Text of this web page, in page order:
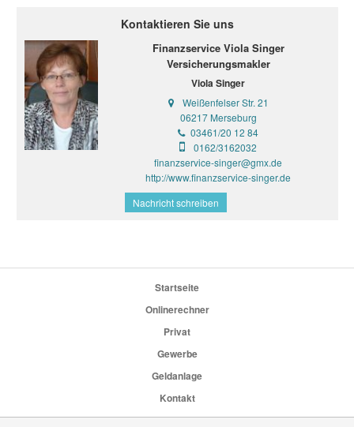
Kontaktieren Sie uns
Finanzservice Viola Singer
Versicherungsmakler
Viola Singer
Weißenfelser Str. 21
06217 Merseburg
03461/20 12 84
0162/3162032
finanzservice-singer@gmx.de
http://www.finanzservice-singer.de
Nachricht schreiben
Startseite
Onlinerechner
Privat
Gewerbe
Geldanlage
Kontakt